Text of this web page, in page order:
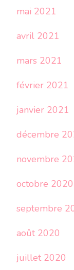
mai 2021
avril 2021
mars 2021
février 2021
janvier 2021
décembre
novembre
octobre 2020
septembre
août 2020
juillet 2020